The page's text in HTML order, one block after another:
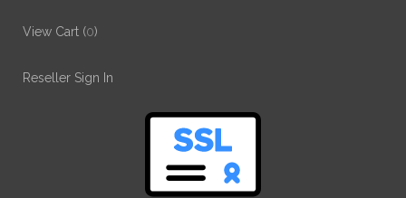
View Cart (0)
Reseller Sign In